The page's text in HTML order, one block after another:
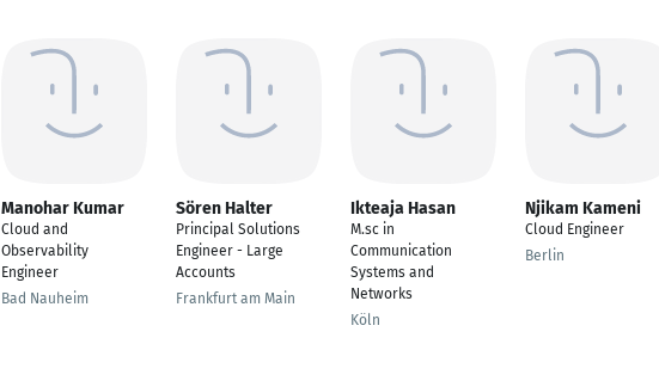
Manohar Kumar
Cloud and
Observability
Engineer
Bad Nauheim
Sören Halter
Principal Solutions
Engineer - Large
Accounts
Frankfurt am Main
Ikteaja Hasan
M.sc in
Communication
Systems and
Networks
Köln
Njikam Kameni
Cloud Engineer
Berlin